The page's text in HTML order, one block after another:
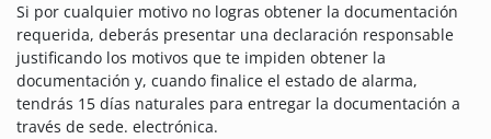
Si por cualquier motivo no logras obtener la documentación
requerida, deberás presentar una declaración responsable
justificando los motivos que te impiden obtener la
documentación y, cuando finalice el estado de alarma,
tendrás 15 días naturales para entregar la documentación a
través de sede. electrónica.